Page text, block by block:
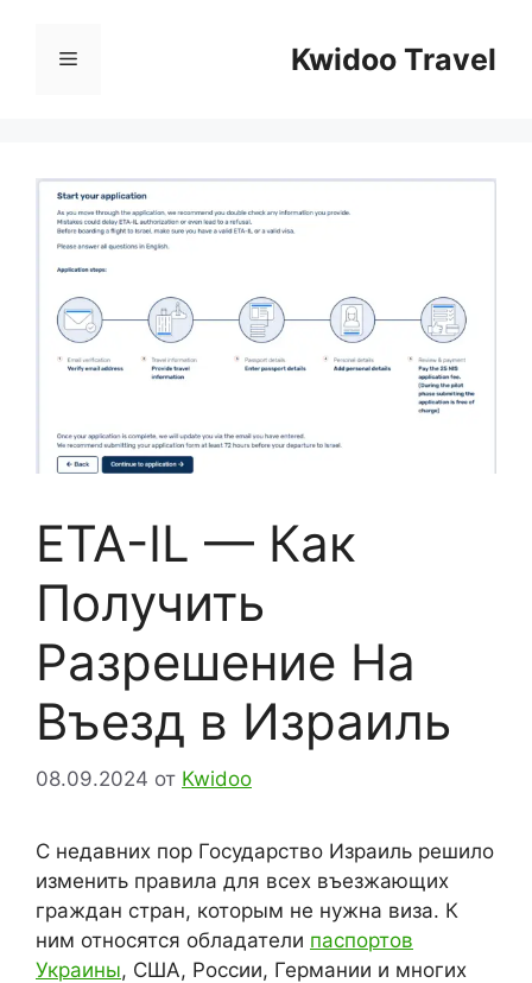
содержимому
Kwidoo Travel
Меню
ETA-IL — Как
Получить
Разрешение На
Въезд в Израиль
08.09.2024 от Kwidoo
С недавних пор Государство Израиль решило
изменить правила для всех въезжающих
граждан стран, которым не нужна виза. К
ним относятся обладатели паспортов
Украины, США, России, Германии и многих